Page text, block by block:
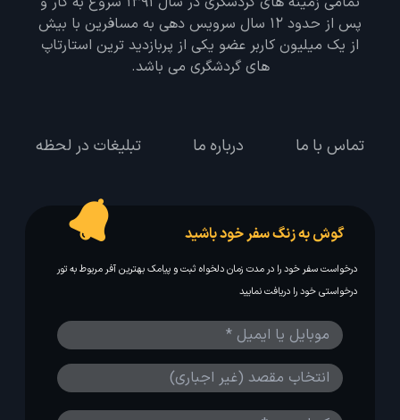
پس از حدود 12 سال سرویس دهی به مسافرین با بیش
از یک میلیون کاربر عضو یکی از پربازدید ترین استارتاپ
های گردشگری می باشد.
تماس با ما درباره ما تبلیغات در لحظه
گوش به زنگ سفر خود باشید
درخواست سفر خود را در مدت زمان دلخواه ثبت و پیامک بهترین آفر مربوط به تور
درخواستی خود را دریافت نمایید